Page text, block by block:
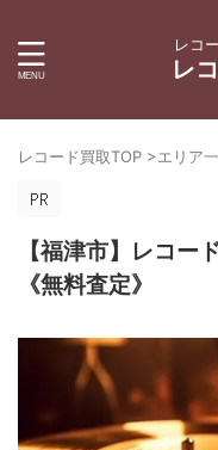
レコ
レ
レコード買取TOP >エリア
【福津市】レコー
《無料査定》